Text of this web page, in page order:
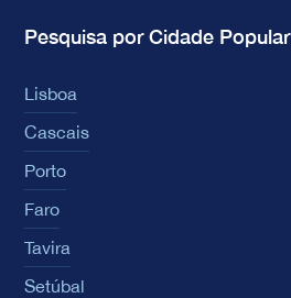
Pesquisa por Cidade Popular
Lisboa
Cascais
Porto
Faro
Tavira
Setúbal